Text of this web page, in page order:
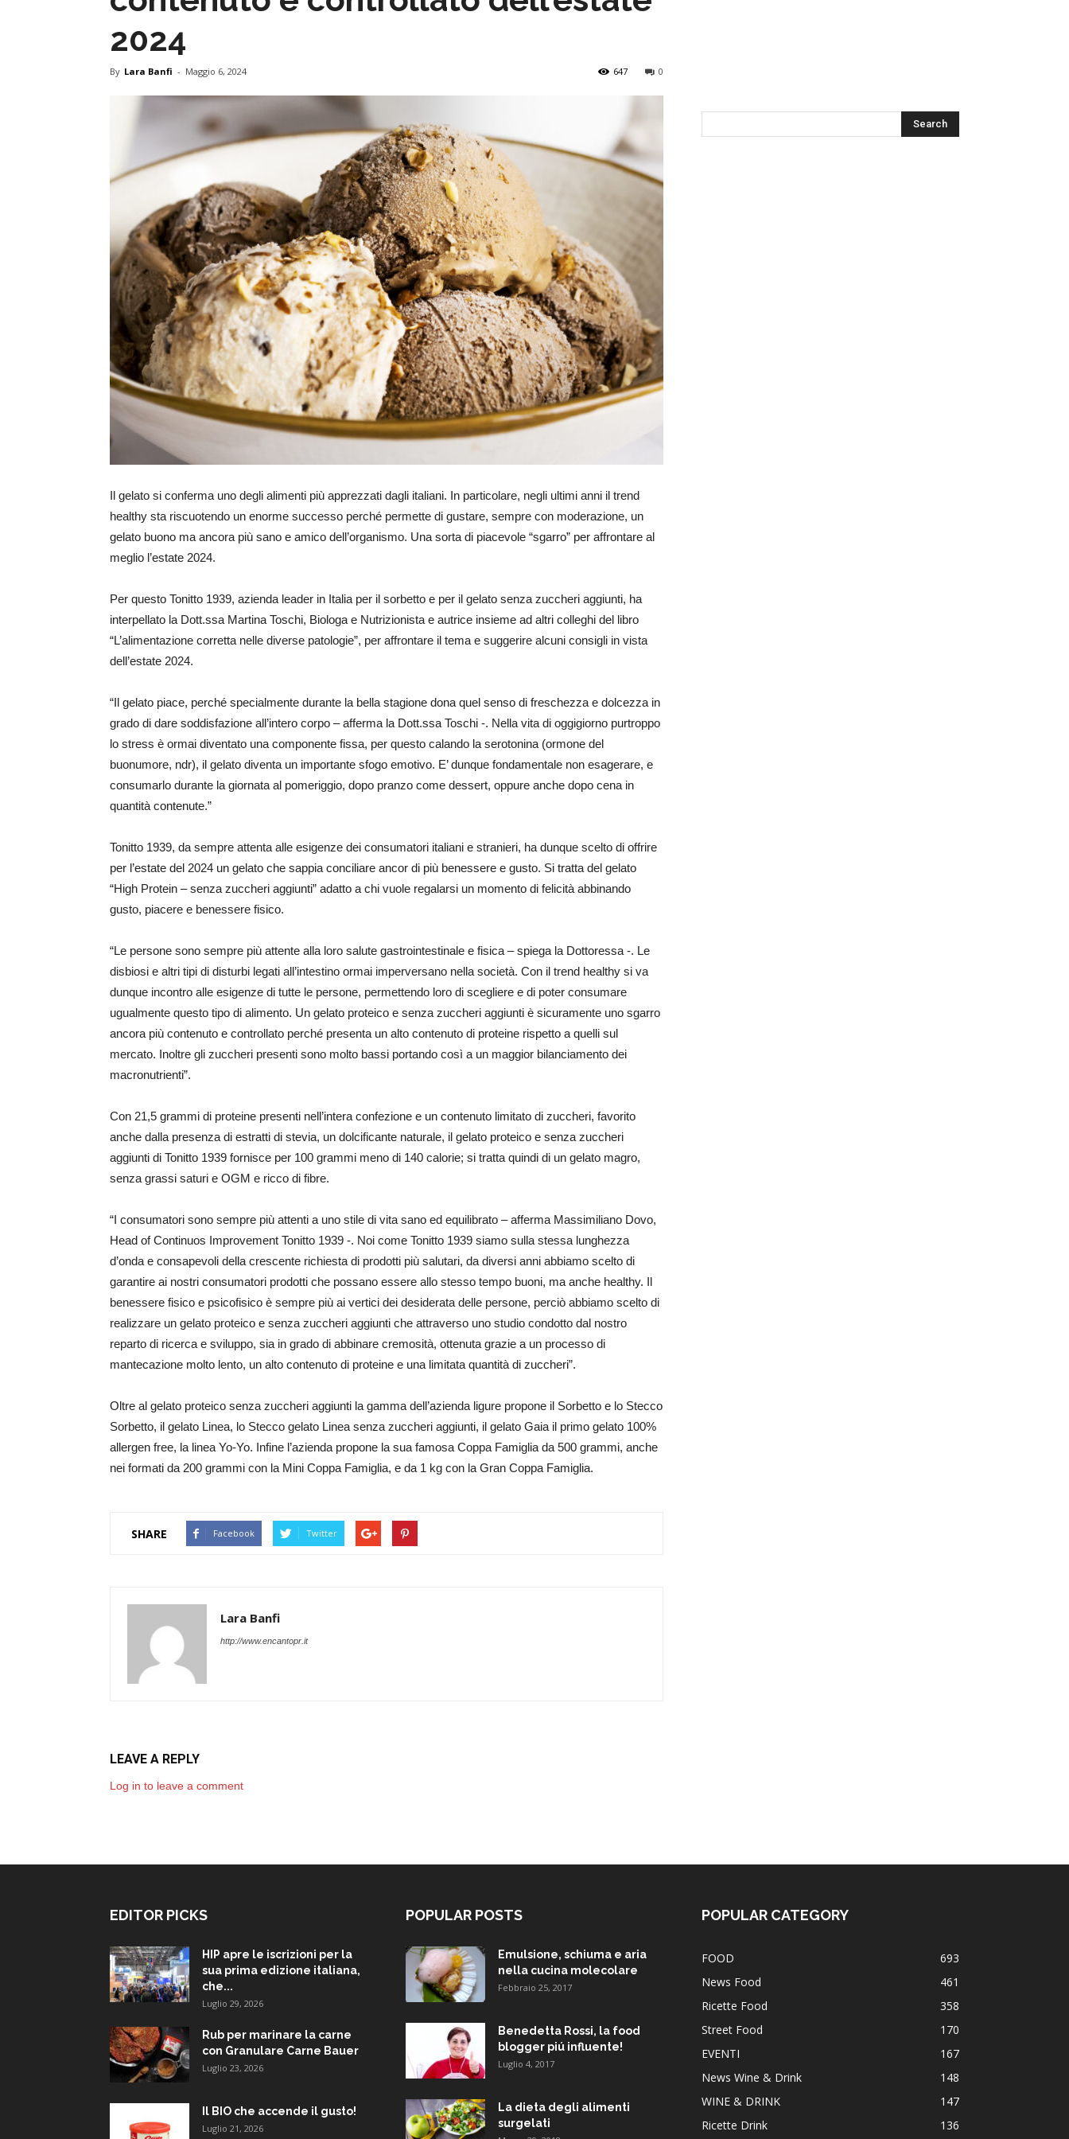
2024
By Lara Banfi - Maggio 6, 2024 0
647
Il gelato si conferma uno degli alimenti più apprezzati dagli italiani. In particolare, negli ultimi anni il trend
healthy sta riscuotendo un enorme successo perché permette di gustare, sempre con moderazione, un
gelato buono ma ancora più sano e amico dell’organismo. Una sorta di piacevole “sgarro” per affrontare al
meglio l’estate 2024.
Per questo Tonitto 1939, azienda leader in Italia per il sorbetto e per il gelato senza zuccheri aggiunti, ha
interpellato la Dott.ssa Martina Toschi, Biologa e Nutrizionista e autrice insieme ad altri colleghi del libro
“L’alimentazione corretta nelle diverse patologie”, per affrontare il tema e suggerire alcuni consigli in vista
dell’estate 2024.
“Il gelato piace, perché specialmente durante la bella stagione dona quel senso di freschezza e dolcezza in
grado di dare soddisfazione all’intero corpo – afferma la Dott.ssa Toschi -. Nella vita di oggigiorno purtroppo
lo stress è ormai diventato una componente fissa, per questo calando la serotonina (ormone del
buonumore, ndr), il gelato diventa un importante sfogo emotivo. E’ dunque fondamentale non esagerare, e
consumarlo durante la giornata al pomeriggio, dopo pranzo come dessert, oppure anche dopo cena in
quantità contenute.”
Tonitto 1939, da sempre attenta alle esigenze dei consumatori italiani e stranieri, ha dunque scelto di offrire
per l’estate del 2024 un gelato che sappia conciliare ancor di più benessere e gusto. Si tratta del gelato
“High Protein – senza zuccheri aggiunti” adatto a chi vuole regalarsi un momento di felicità abbinando
gusto, piacere e benessere fisico.
“Le persone sono sempre più attente alla loro salute gastrointestinale e fisica – spiega la Dottoressa -. Le
disbiosi e altri tipi di disturbi legati all’intestino ormai imperversano nella società. Con il trend healthy si va
dunque incontro alle esigenze di tutte le persone, permettendo loro di scegliere e di poter consumare
ugualmente questo tipo di alimento. Un gelato proteico e senza zuccheri aggiunti è sicuramente uno sgarro
ancora più contenuto e controllato perché presenta un alto contenuto di proteine rispetto a quelli sul
mercato. Inoltre gli zuccheri presenti sono molto bassi portando così a un maggior bilanciamento dei
macronutrienti”.
Con 21,5 grammi di proteine presenti nell’intera confezione e un contenuto limitato di zuccheri, favorito
anche dalla presenza di estratti di stevia, un dolcificante naturale, il gelato proteico e senza zuccheri
aggiunti di Tonitto 1939 fornisce per 100 grammi meno di 140 calorie; si tratta quindi di un gelato magro,
senza grassi saturi e OGM e ricco di fibre.
“I consumatori sono sempre più attenti a uno stile di vita sano ed equilibrato – afferma Massimiliano Dovo,
Head of Continuos Improvement Tonitto 1939 -. Noi come Tonitto 1939 siamo sulla stessa lunghezza
d’onda e consapevoli della crescente richiesta di prodotti più salutari, da diversi anni abbiamo scelto di
garantire ai nostri consumatori prodotti che possano essere allo stesso tempo buoni, ma anche healthy. Il
benessere fisico e psicofisico è sempre più ai vertici dei desiderata delle persone, perciò abbiamo scelto di
realizzare un gelato proteico e senza zuccheri aggiunti che attraverso uno studio condotto dal nostro
reparto di ricerca e sviluppo, sia in grado di abbinare cremosità, ottenuta grazie a un processo di
mantecazione molto lento, un alto contenuto di proteine e una limitata quantità di zuccheri”.
Oltre al gelato proteico senza zuccheri aggiunti la gamma dell’azienda ligure propone il Sorbetto e lo Stecco
Sorbetto, il gelato Linea, lo Stecco gelato Linea senza zuccheri aggiunti, il gelato Gaia il primo gelato 100%
allergen free, la linea Yo-Yo. Infine l’azienda propone la sua famosa Coppa Famiglia da 500 grammi, anche
nei formati da 200 grammi con la Mini Coppa Famiglia, e da 1 kg con la Gran Coppa Famiglia.
SHARE Facebook Twitter
Lara Banfi
http://www.encantopr.it
LEAVE A REPLY
Log in to leave a comment
EDITOR PICKS
HIP apre le iscrizioni per la
sua prima edizione italiana,
che...
Luglio 29, 2026
Rub per marinare la carne
con Granulare Carne Bauer
Luglio 23, 2026
Il BIO che accende il gusto!
Luglio 21, 2026
POPULAR POSTS
Emulsione, schiuma e aria
nella cucina molecolare
Febbraio 25, 2017
Benedetta Rossi, la food
blogger piú influente!
Luglio 4, 2017
La dieta degli alimenti
surgelati
POPULAR CATEGORY
FOOD
693
News Food
461
Ricette Food
358
Street Food
170
EVENTI
167
News Wine & Drink
148
WINE & DRINK
147
Ricette Drink
136